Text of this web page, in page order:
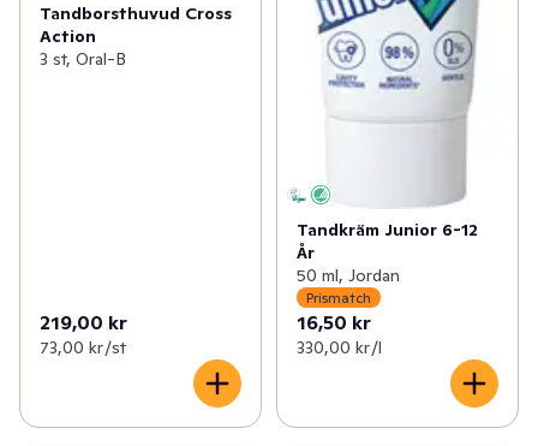
Tandborsthuvud Cross
Action
3 st, Oral-B
219,00 kr
73,00 kr /st
Tandkräm Junior 6-12
År
50 ml, Jordan
Prismatch
16,50 kr
330,00 kr /l